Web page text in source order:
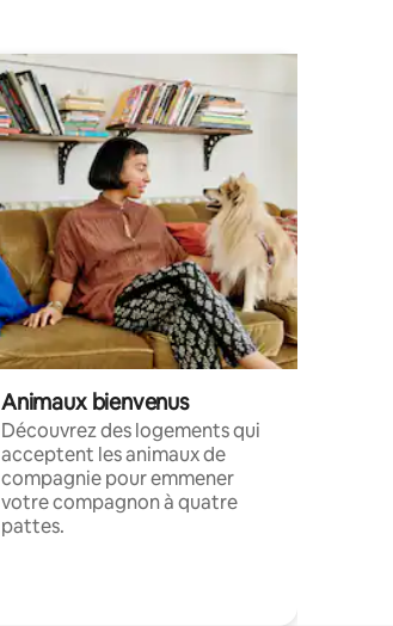
Animaux bienvenus
Découvrez des logements qui
acceptent les animaux de
compagnie pour emmener
votre compagnon à quatre
pattes.